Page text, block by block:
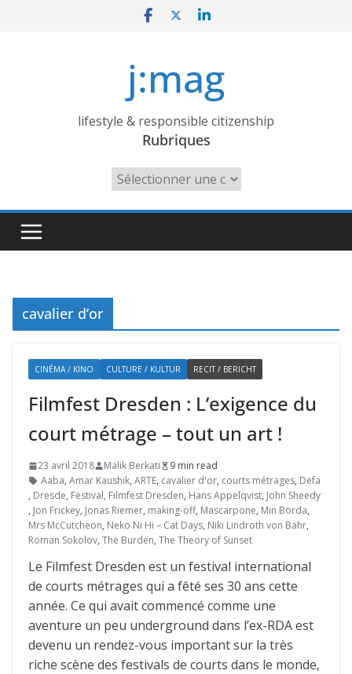
j:mag
lifestyle & responsible citizenship
Rubriques
Rubriques
cavalier d’or
CINÉMA / KINO CULTURE / KULTUR RECIT / BERICHT
Filmfest Dresden : L’exigence du
court métrage – tout un art !
23 avril 2018 Malik Berkati
9 min read
Aaba, Amar Kaushik, ARTE, cavalier d'or, courts métrages, Defa
, Dresde, Festival, Filmfest Dresden, Hans Appelqvist, John Sheedy
, Jon Frickey, Jonas Riemer, making-off, Mascarpone, Min Börda,
Mrs McCutcheon, Neko Ni Hi – Cat Days, Niki Lindroth von Bahr,
Roman Sokolov, The Burden, The Theory of Sunset
Le Filmfest Dresden est un festival international
de courts métrages qui a fêté ses 30 ans cette
année. Ce qui avait commencé comme une
aventure un peu underground dans l’ex-RDA est
devenu un rendez-vous important sur la très
riche scène des festivals de courts dans le monde,